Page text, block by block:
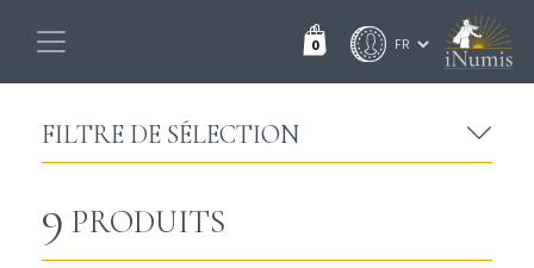
0
FILTRE DE SÉLECTION
9 PRODUITS